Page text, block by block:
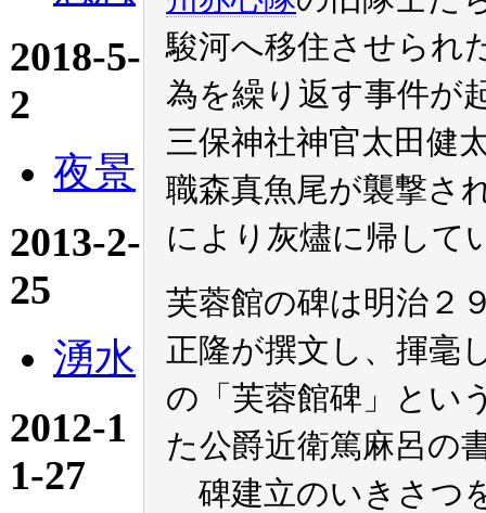
2018-5-
2
夜景
2013-2-
25
湧水
2012-1
1-27
駿河へ移住させられ
為を繰り返す事件が
三保神社神官太田健
職森真魚尾が襲撃さ
により灰燼に帰して
芙蓉館の碑は明治２
正隆が撰文し、揮毫
の「芙蓉館碑」とい
た公爵近衛篤麻呂の
碑建立のいきさつ